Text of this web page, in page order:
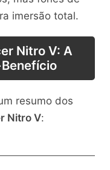
imersão total.
Nitro V: A
resumo dos
Nitro V: